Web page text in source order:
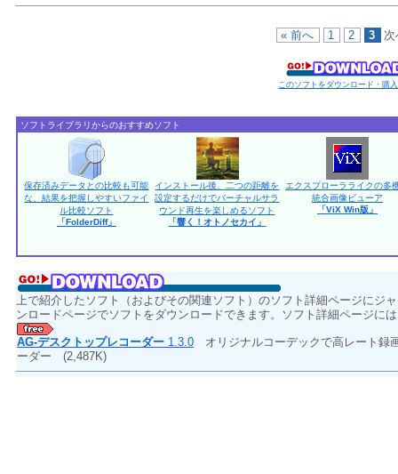
« 前へ 1 2 3
このソフトをダウンロード・購
ソフトライブラリからのおすすめソフト
保存済みデータとの比較も可能
な、結果を把握しやすいファイ
ル比較ソフト
「FolderDiff」
インストール後、二つの距離を
設定するだけでバーチャルサラ
ウンド再生を楽しめるソフト
「響く！オトノセカイ」
エクスプローラライクの多
統合画像ビューア
「ViX Win版」
上で紹介したソフト（およびその関連ソフト）のソフト詳細ページにジ
ンロードページでソフトをダウンロードできます。ソフト詳細ページに
AG-デスクトップレコーダー 1.3.0 オリジナルコーデックで高レート録
ーダー (2,487K)